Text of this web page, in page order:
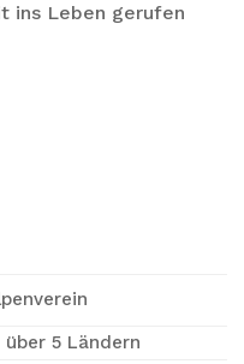
ins Leben gerufen
über 5 Ländern